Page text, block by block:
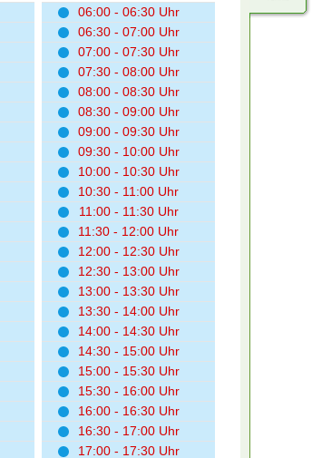
06:00 - 06:30 Uhr
06:30 - 07:00 Uhr
07:00 - 07:30 Uhr
07:30 - 08:00 Uhr
08:00 - 08:30 Uhr
08:30 - 09:00 Uhr
09:00 - 09:30 Uhr
09:30 - 10:00 Uhr
10:00 - 10:30 Uhr
10:30 - 11:00 Uhr
11:00 - 11:30 Uhr
11:30 - 12:00 Uhr
12:00 - 12:30 Uhr
12:30 - 13:00 Uhr
13:00 - 13:30 Uhr
13:30 - 14:00 Uhr
14:00 - 14:30 Uhr
14:30 - 15:00 Uhr
15:00 - 15:30 Uhr
15:30 - 16:00 Uhr
16:00 - 16:30 Uhr
16:30 - 17:00 Uhr
17:00 - 17:30 Uhr